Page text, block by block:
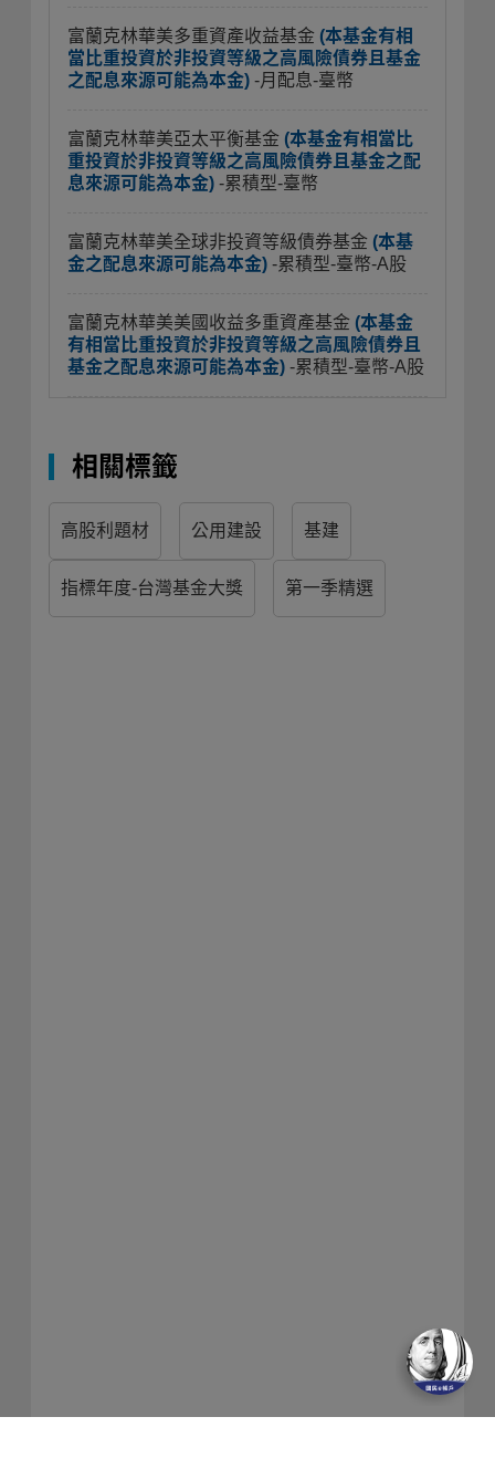
富蘭克林華美多重資產收益基金 (本基金有相
當比重投資於非投資等級之高風險債券且基金
之配息來源可能為本金) -月配息-臺幣
富蘭克林華美亞太平衡基金 (本基金有相當比
重投資於非投資等級之高風險債券且基金之配
息來源可能為本金) -累積型-臺幣
富蘭克林華美全球非投資等級債券基金 (本基
金之配息來源可能為本金) -累積型-臺幣-A股
富蘭克林華美美國收益多重資產基金 (本基金
有相當比重投資於非投資等級之高風險債券且
基金之配息來源可能為本金) -累積型-臺幣-A股
相關標籤
高股利題材 公用建設 基建
指標年度-台灣基金大獎 第一季精選